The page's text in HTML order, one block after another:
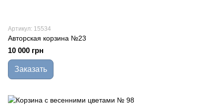
Артикул: 15534
Авторская корзина №23
10 000 грн
Заказать